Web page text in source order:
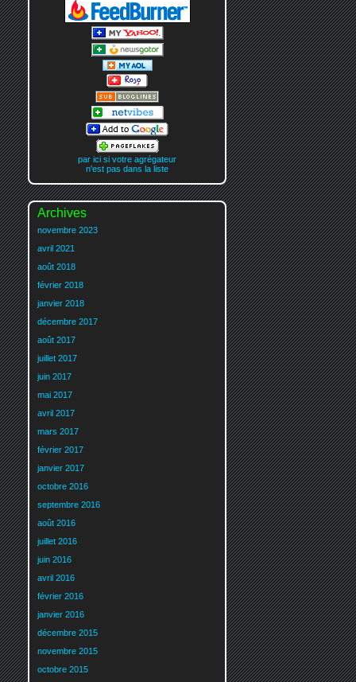
par ici si votre agrégateur
n'est pas dans la liste
Archives
novembre 2023
avril 2021
août 2018
février 2018
janvier 2018
décembre 2017
août 2017
juillet 2017
juin 2017
mai 2017
avril 2017
mars 2017
février 2017
janvier 2017
octobre 2016
septembre 2016
août 2016
juillet 2016
juin 2016
avril 2016
février 2016
janvier 2016
décembre 2015
novembre 2015
octobre 2015